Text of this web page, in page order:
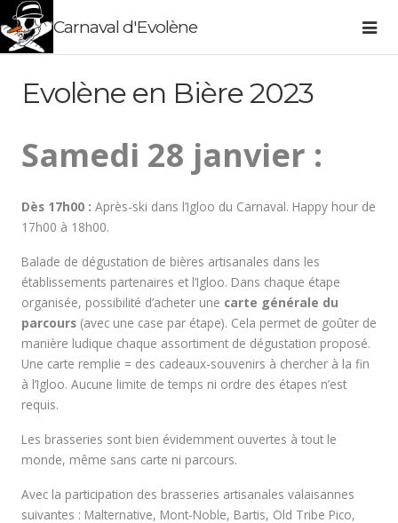
Carnaval d'Evolène
Evolène en Bière 2023
Samedi 28 janvier :
Dès 17h00 : Après-ski dans l’Igloo du Carnaval. Happy hour de
17h00 à 18h00.
Balade de dégustation de bières artisanales dans les
établissements partenaires et l’Igloo. Dans chaque étape
organisée, possibilité d’acheter une carte générale du
parcours (avec une case par étape). Cela permet de goûter de
manière ludique chaque assortiment de dégustation proposé.
Une carte remplie = des cadeaux-souvenirs à chercher à la fin
à l’Igloo. Aucune limite de temps ni ordre des étapes n’est
requis.
Les brasseries sont bien évidemment ouvertes à tout le
monde, même sans carte ni parcours.
Avec la participation des brasseries artisanales valaisannes
suivantes : Malternative, Mont-Noble, Bartis, Old Tribe Pico,